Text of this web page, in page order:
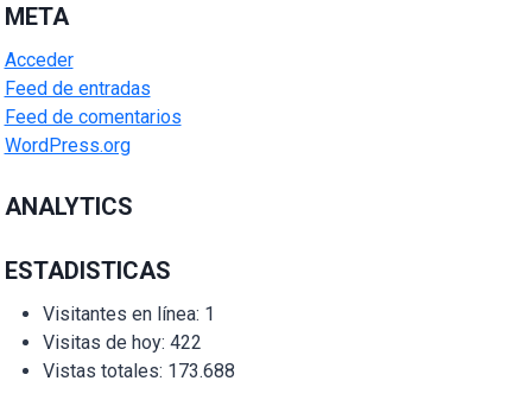
META
Acceder
Feed de entradas
Feed de comentarios
WordPress.org
ANALYTICS
ESTADISTICAS
Visitantes en línea: 1
Visitas de hoy: 422
Vistas totales: 173.688